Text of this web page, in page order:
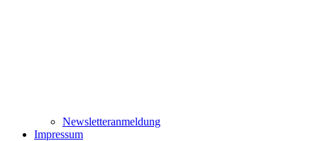
Newsletteranmeldung
Impressum